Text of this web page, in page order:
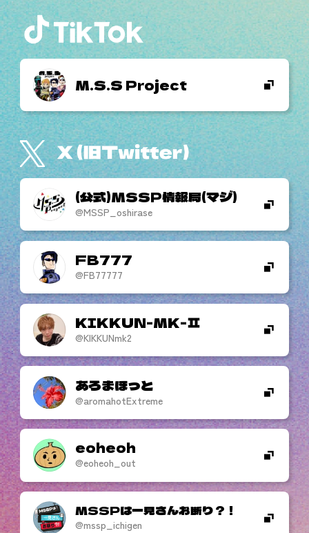
M.S.S Project
(公式)MSSP情報局(マジ)
@MSSP_oshirase
FB777
@FB77777
KIKKUN-MK-
@KIKKUNmk2
あろまほっと
@aromahotExtreme
eoheoh
@eoheoh_out
MSSPは一見さんお断り？！
@mssp_ichigen